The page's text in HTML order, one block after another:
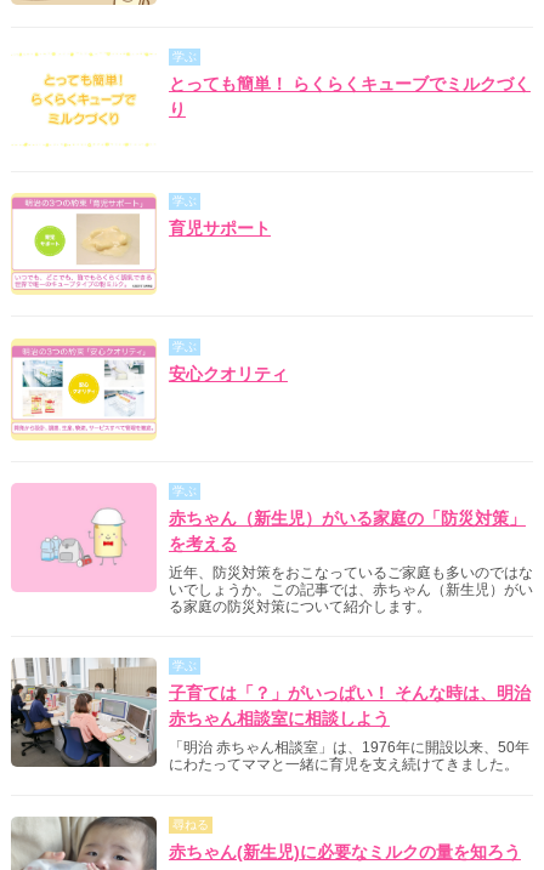
学ぶ
とっても簡単！ らくらくキューブでミルクづく
り
学ぶ
育児サポート
学ぶ
安心クオリティ
学ぶ
赤ちゃん（新生児）がいる家庭の「防災対策」
を考える
近年、防災対策をおこなっているご家庭も多いのではな
いでしょうか。この記事では、赤ちゃん（新生児）がい
る家庭の防災対策について紹介します。
学ぶ
子育ては「？」がいっぱい！ そんな時は、明治
赤ちゃん相談室に相談しよう
「明治 赤ちゃん相談室」は、1976年に開設以来、50年
にわたってママと一緒に育児を支え続けてきました。
尋ねる
赤ちゃん(新生児)に必要なミルクの量を知ろう